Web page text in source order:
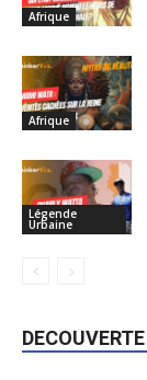
Afrique
Afrique
Légende
Urbaine
DECOUVERTE